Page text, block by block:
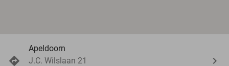
Apeldoorn
J.C. Wilslaan 21